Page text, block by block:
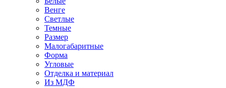
Венге
Светлые
Темные
Размер
Малогабаритные
Форма
Угловые
Отделка и материал
Из МДФ